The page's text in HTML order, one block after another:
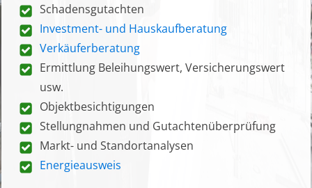
Schadensgutachten
Investment- und Hauskaufberatung
Verkäuferberatung
Ermittlung Beleihungswert, Versicherungswert
usw.
Objektbesichtigungen
Stellungnahmen und Gutachtenüberprüfung
Markt- und Standortanalysen
Energieausweis